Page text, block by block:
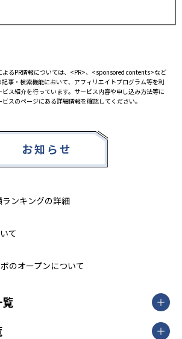
るPR情報については、<PR>、<sponsored contents>など
事・検索機能において、アフィリエイトプログラム等を利
ス紹介を行っています。サービス内容や申し込み方法等に
スのページにある詳細情報を確認してください。
お知らせ
ンキングの詳細
て
のオープンについて